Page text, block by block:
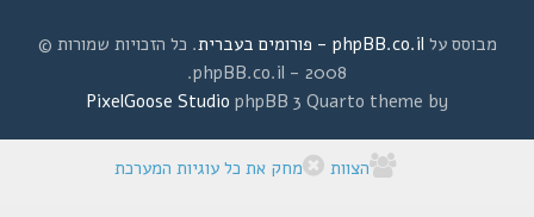
מבוסס עלphpBB.co.il - פורומים בעברית
. כל הזכויות שמורות ©
2008 - phpBB.co.il.
phpBB 3 Quarto theme by
PixelGoose Studio
הצוות מחק את כל עוגיות המערכת